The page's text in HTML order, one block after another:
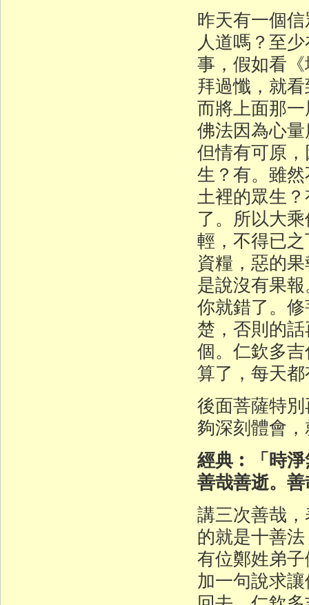
昨天有一個
人道嗎？至
事，假如看
拜過懺，就
而將上面那
佛法因為心
但情有可原
生？有。雖
土裡的眾生
了。所以大
輕，不得已
資糧，惡的
是說沒有果
你就錯了。
楚，否則的
個。仁欽多
算了，每天
後面菩薩特
夠深刻體會
經典︰「時
善哉善逝。
講三次善哉
的就是十善
有位鄭姓弟
加一句說求